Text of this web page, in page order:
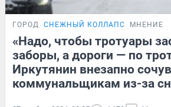
ГОРОД СНЕЖНЫЙ КОЛЛАПС МНЕНИЕ
«Надо, чтобы тротуары
заборы, а дороги — по
Иркутянин внезапно
коммунальщикам из-за